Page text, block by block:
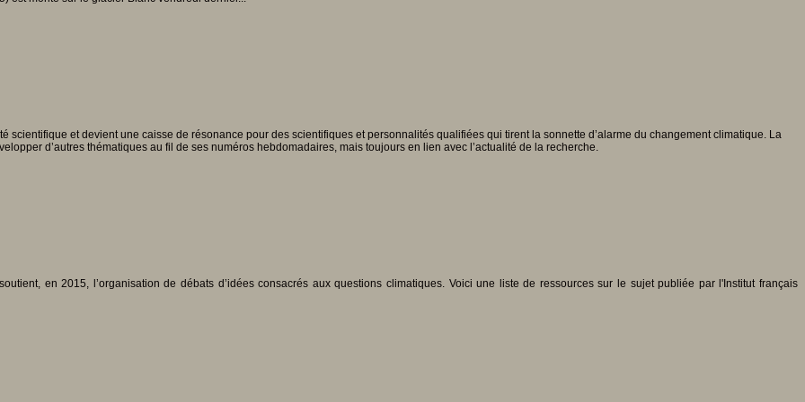
scientifique et devient une caisse de résonance pour des scientifiques et personnalités qualifiées qui tirent la sonnette d’alarme du changement climatique. La
d’autres thématiques au fil de ses numéros hebdomadaires, mais toujours en lien avec l’actualité de la recherche.
en 2015, l’organisation de débats d’idées consacrés aux questions climatiques. Voici une liste de ressources sur le sujet publiée par l'Institut français